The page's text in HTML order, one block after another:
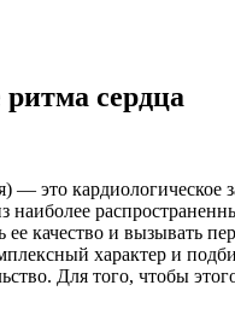
сердца
— это кардиологическое
наиболее
ее качество и вызывать
характер и
Для того, чтобы